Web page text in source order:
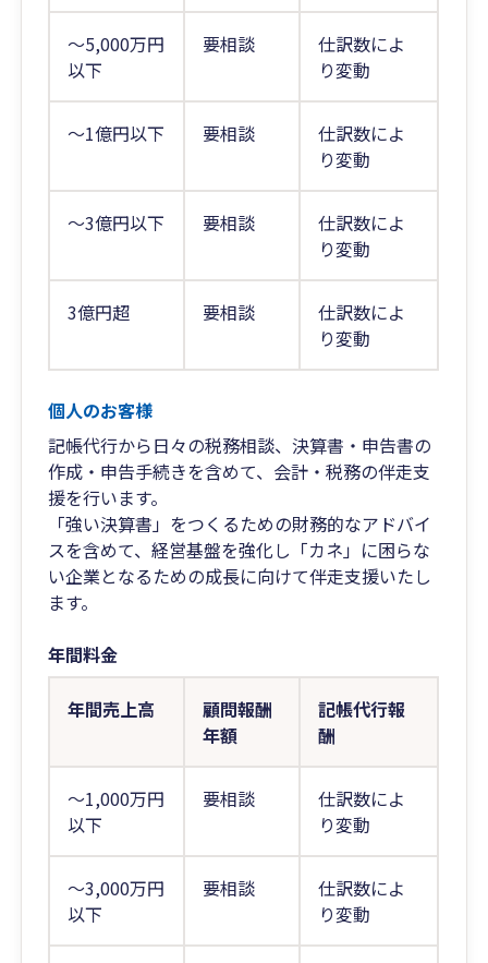
～5,000万円
以下
要相談
仕訳数によ
り変動
～1億円以下 要相談
仕訳数によ
り変動
～3億円以下 要相談
仕訳数によ
り変動
3億円超 要相談
仕訳数によ
り変動
個人のお客様
記帳代行から日々の税務相談、決算書・申告書の
作成・申告手続きを含めて、会計・税務の伴走支
援を行います。
「強い決算書」をつくるための財務的なアドバイ
スを含めて、経営基盤を強化し「カネ」に困らな
い企業となるための成長に向けて伴走支援いたし
ます。
年間料金
年間売上高
顧問報酬
年額
記帳代行報
酬
～1,000万円
以下
要相談
仕訳数によ
り変動
～3,000万円
以下
要相談
仕訳数によ
り変動